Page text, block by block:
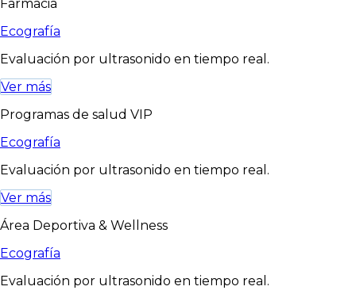
Farmacia
Ecografía
Evaluación por ultrasonido en tiempo real.
Ver más
Programas de salud VIP
Ecografía
Evaluación por ultrasonido en tiempo real.
Ver más
Área Deportiva & Wellness
Ecografía
Evaluación por ultrasonido en tiempo real.